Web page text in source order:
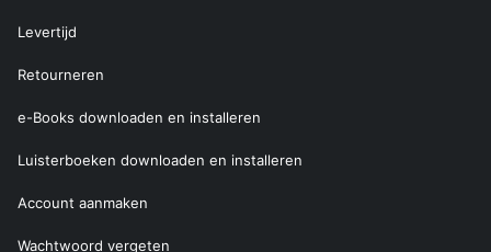
Levertijd
Retourneren
e-Books downloaden en installeren
Luisterboeken downloaden en installeren
Account aanmaken
Wachtwoord vergeten